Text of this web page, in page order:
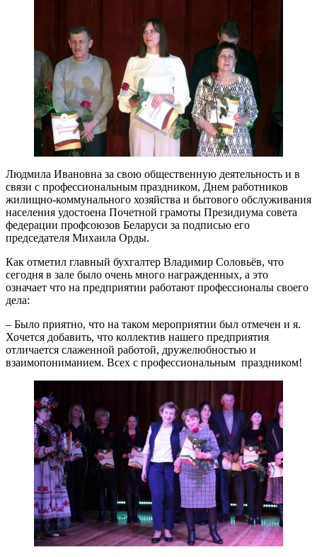
Людмила Ивановна за свою общественную деятельность и в
связи с профессиональным праздником, Днем работников
жилищно-коммунального хозяйства и бытового обслуживания
населения удостоена Почетной грамоты Президиума совета
федерации профсоюзов Беларуси за подписью его
председателя Михаила Орды.
Как отметил главный бухгалтер Владимир Соловьёв, что
сегодня в зале было очень много награжденных, а это
означает что на предприятии работают профессионалы своего
дела:
– Было приятно, что на таком мероприятии был отмечен и я.
Хочется добавить, что коллектив нашего предприятия
отличается слаженной работой, дружелюбностью и
взаимопониманием. Всех с профессиональным праздником!